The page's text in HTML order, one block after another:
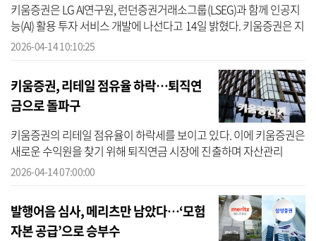
키움증권은 LG AI연구원, 런던증권거래소그룹(LSEG)과 함께 인공지
능(AI) 활용 투자 서비스 개발에 나선다고 14일 밝혔다. 키움증권은 지
난 13일 오후 서울 여의도 키움증권 본사에서 LG AI연구원, LSEG와
2026-04-14 10:10:25
키움증권, 리테일 점유율 하락…퇴직연
금으로 돌파구
키움증권의 리테일 점유율이 하락세를 보이고 있다. 이에 키움증권은
새로운 수익원을 찾기 위해 퇴직연금 시장에 진출하며 자산관리
(WM) 사업 확대에 나섰다. 업계에서는 이를 ‘브로커리지 하우스’에서
2026-04-14 07:00:00
발행어음 심사, 메리츠만 남았다…‘모험
자본 공급’으로 승부수